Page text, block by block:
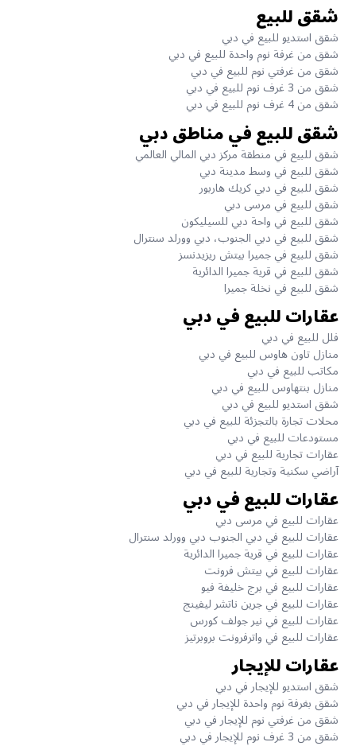
شقق للبيع
شقق استديو للبيع في دبي
شقق من غرفة نوم واحدة للبيع في دبي
شقق من غرفتي نوم للبيع في دبي
شقق من 3 غرف نوم للبيع في دبي
شقق من 4 غرف نوم للبيع في دبي
شقق للبيع في مناطق دبي
شقق للبيع في منطقة مركز دبي المالي العالمي
شقق للبيع في وسط مدينة دبي
شقق للبيع في دبي كريك هاربور
شقق للبيع في مرسى دبي
شقق للبيع في واحة دبي للسيليكون
شقق للبيع في دبي الجنوب، دبي وورلد سنترال
شقق للبيع في جميرا بيتش ريزيدنسز
شقق للبيع في قرية جميرا الدائرية
شقق للبيع في نخلة جميرا
عقارات للبيع في دبي
فلل للبيع في دبي
منازل تاون هاوس للبيع في دبي
مكاتب للبيع في دبي
منازل بنتهاوس للبيع في دبي
شقق استديو للبيع في دبي
محلات تجارة بالتجزئة للبيع في دبي
مستودعات للبيع في دبي
عقارات تجارية للبيع في دبي
آراضي سكنية وتجارية للبيع في دبي
عقارات للبيع في دبي
عقارات للبيع في مرسى دبي
عقارات للبيع في دبي الجنوب دبي وورلد سنترال
عقارات للبيع في قرية جميرا الدائرية
عقارات للبيع في بيتش فرونت
عقارات للبيع في برج خليفة فيو
عقارات للبيع في جرين ناتشر ليفينج
عقارات للبيع في نير جولف كورس
عقارات للبيع في واترفرونت بروبرتيز
عقارات للإيجار
شقق استديو للإيجار في دبي
شقق بغرفة نوم واحدة للإيجار في دبي
شقق من غرفتي نوم للإيجار في دبي
شقق من 3 غرف نوم للإيجار في دبي